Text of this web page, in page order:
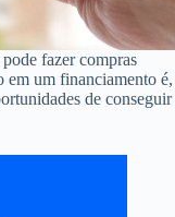
fazer compras
em um financiamento é,
de conseguir